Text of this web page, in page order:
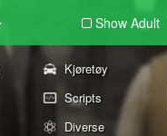
Show Adult
Kjøretøy
Scripts
Diverse